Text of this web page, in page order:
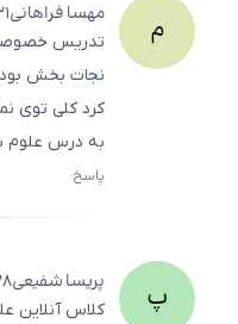
م مهسافراهانی۳۱
تدریس خصوصی
نجات ‌بخش
کرد کلی توی
به درس علوم
پاسخ
پ پریساشفیعی۲۸
کلاس آنلاین